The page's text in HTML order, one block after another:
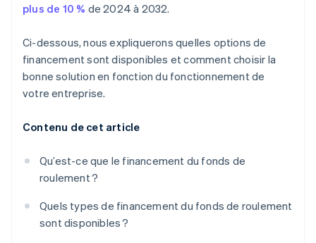
plus de 10 % de 2024 à 2032.
Ci-dessous, nous expliquerons quelles options de
financement sont disponibles et comment choisir la
bonne solution en fonction du fonctionnement de
votre entreprise.
Contenu de cet article
Qu’est-ce que le financement du fonds de
roulement ?
Quels types de financement du fonds de roulement
sont disponibles ?